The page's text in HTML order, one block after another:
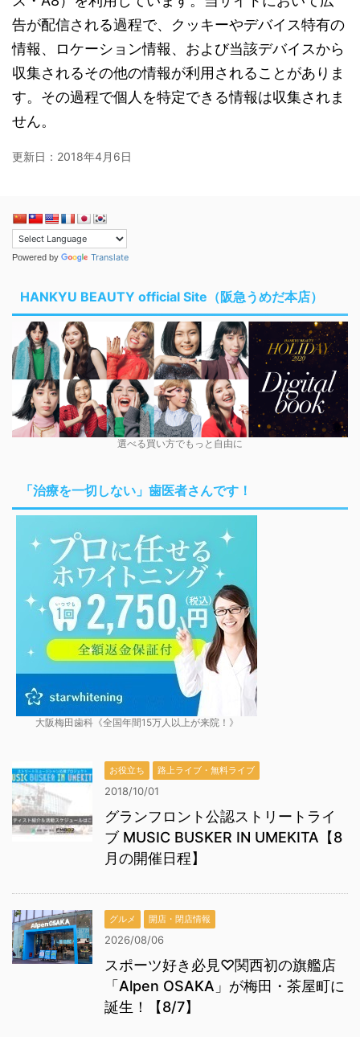
告が配信される過程で、クッキーやデバイス特有の
情報、ロケーション情報、および当該デバイスから
収集されるその他の情報が利用されることがありま
す。その過程で個人を特定できる情報は収集されま
せん。
更新日： 2018年4月6日
Powered by Translate
HANKYU BEAUTY official Site（阪急うめだ本店）
選べる買い方でもっと自由に
「治療を一切しない」歯医者さんです！
大阪梅田歯科《全国年間15万人以上が来院！》
お役立ち 路上ライブ・無料ライブ
2018/10/01
グランフロント公認ストリートライ
ブ MUSIC BUSKER IN UMEKITA【8
月の開催日程】
グルメ 開店・閉店情報
2026/08/06
スポーツ好き必見♡関西初の旗艦店
「Alpen OSAKA」が梅田・茶屋町に
誕生！【8/7】